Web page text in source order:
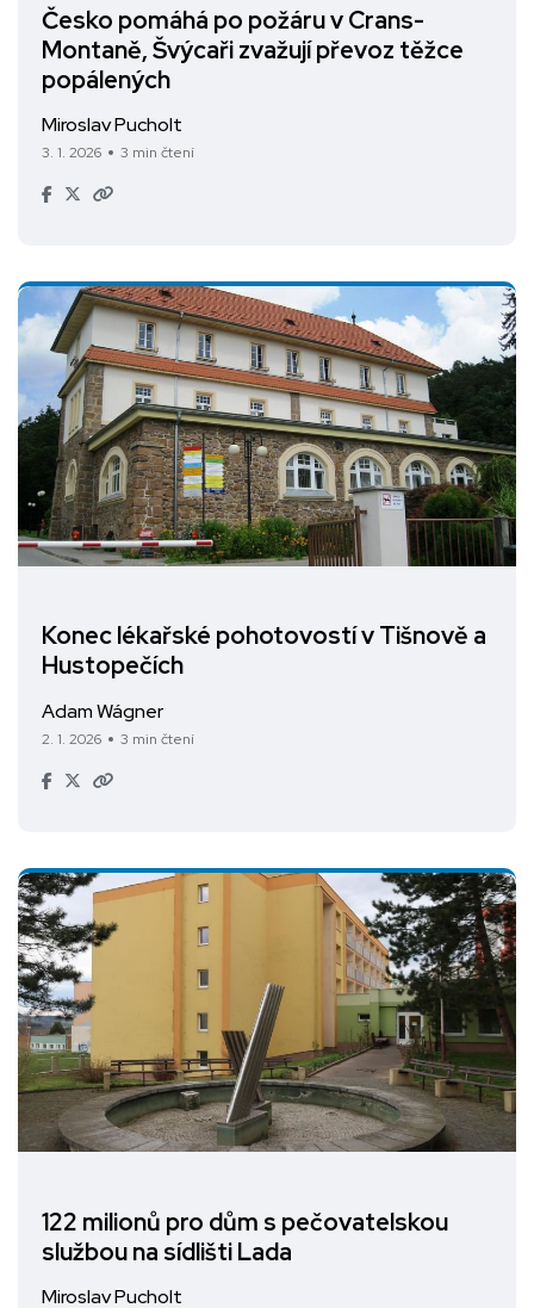
Česko pomáhá po požáru v Crans-
Montaně, Švýcaři zvažují převoz těžce
popálených
Miroslav Pucholt
3. 1. 2026 3 min čtení
Konec lékařské pohotovostí v Tišnově a
Hustopečích
Adam Wágner
2. 1. 2026 3 min čtení
122 milionů pro dům s pečovatelskou
službou na sídlišti Lada
Miroslav Pucholt